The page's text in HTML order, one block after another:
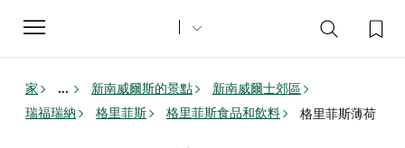
Toggle
navigation
家 ... 新南威爾斯的景點
新南威爾士郊區
瑞福瑞納
格里菲斯 格里菲斯食品和飲料 格里菲斯薄荷